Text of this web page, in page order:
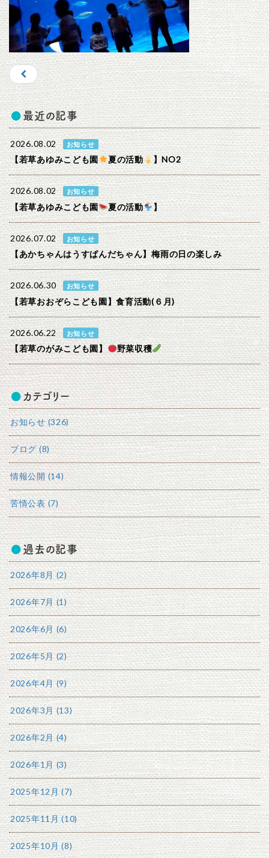
最近の記事
2026.08.02 お知らせ
【若草あゆみこども園 夏の活動 】NO2
2026.08.02 お知らせ
【若草あゆみこども園 夏の活動 】
2026.07.02 お知らせ
【あかちゃんはうすぱんだちゃん】梅雨の日の楽しみ
2026.06.30 お知らせ
【若草おおぞらこども園】食育活動(６月)
2026.06.22 お知らせ
【若草のがみこども園】 野菜収穫
カテゴリー
お知らせ (326)
ブログ (8)
情報公開 (14)
苦情公表 (7)
過去の記事
2026年8月 (2)
2026年7月 (1)
2026年6月 (6)
2026年5月 (2)
2026年4月 (9)
2026年3月 (13)
2026年2月 (4)
2026年1月 (3)
2025年12月 (7)
2025年11月 (10)
2025年10月 (8)